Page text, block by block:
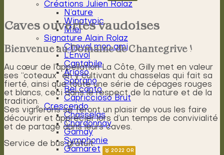
Créations Julien Rolaz
N’ature
Winatypic
Miel
Signature Alain Rolaz
Cheval mon ami
L’Envol
Cantabile
Arioso
Soprano
Bel canto
Capriccioso Brut
Crescendo
Chasselas
Chardonnay
Gamay
Symphonie
Gamaret
Caves ouvertes vaudoises
Bienvenue au Domaine de Chantegrive !
Au cœur de l’appellation La Côte, Gilly met en valeur
ses “coteaux” en y cultivant du chasselas qui fait sa
fierté, ainsi que toute une série de cépages rouges
et blancs, ceci dans le respect de la nature et de la
tradition.
Ses vignerons se feront un plaisir de vous les faire
découvrir et apprécier lors d’un temps de convivialité
et de partage dans leurs caves.
Service de bus gratuit.